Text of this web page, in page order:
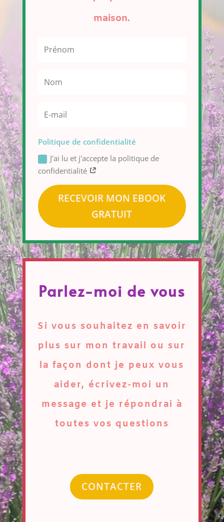
maison.
Politique de confidentialité
J'ai lu et j'accepte la politique de
confidentialité
RECEVOIR MON EBOOK
GRATUIT
Parlez-moi de vous
Si vous souhaitez en savoir
plus sur mon travail ou sur
la façon dont je peux vous
aider, écrivez-moi un
message et je répondrai à
toutes vos questions
CONTACTER